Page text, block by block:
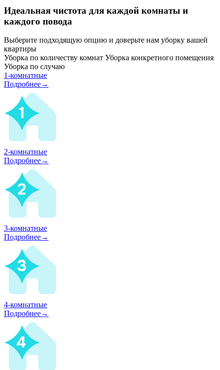
Идеальная чистота для каждой комнаты и
каждого повода
Выберите подходящую опцию и доверьте нам уборку вашей
квартиры
Уборка по количеству комнат Уборка конкретного помещения
Уборка по случаю
1-комнатные
Подробнее→
2-комнатные
Подробнее→
3-комнатные
Подробнее→
4-комнатные
Подробнее→